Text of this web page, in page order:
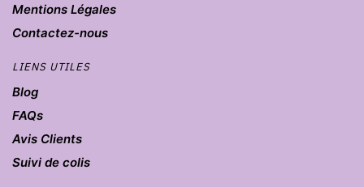
Mentions Légales
Contactez-nous
LIENS UTILES
Blog
FAQs
Avis Clients
Suivi de colis